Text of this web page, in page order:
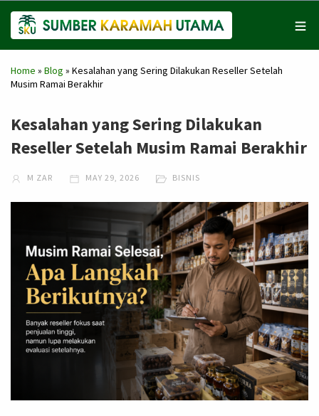
Home » Blog » Kesalahan yang Sering Dilakukan Reseller Setelah
Musim Ramai Berakhir
Kesalahan yang Sering Dilakukan
Reseller Setelah Musim Ramai Berakhir
M ZAR MAY 29, 2026 BISNIS